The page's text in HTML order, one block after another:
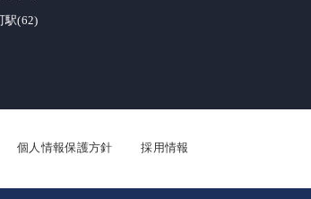
駅(62)
個人情報保護方針 採用情報